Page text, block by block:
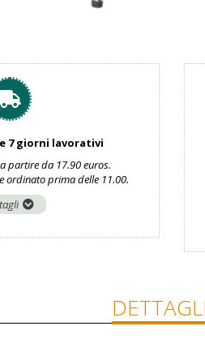
7 giorni lavorativi
partire da 17.90 euros.
ordinato prima delle 11.00.
DETTAGLI